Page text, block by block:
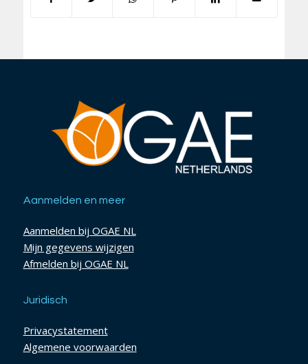
Aanmelden en meer
Aanmelden bij OGAE NL
Mijn gegevens wijzigen
Afmelden bij OGAE NL
Juridisch
Privacystatement
Algemene voorwaarden